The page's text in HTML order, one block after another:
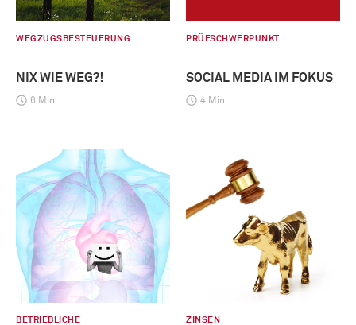
WEGZUGSBESTEUERUNG
NIX WIE WEG?!
6 Min
PRÜFSCHWERPUNKT
SOCIAL MEDIA IM FOKUS
4 Min
BETRIEBLICHE
ZINSEN